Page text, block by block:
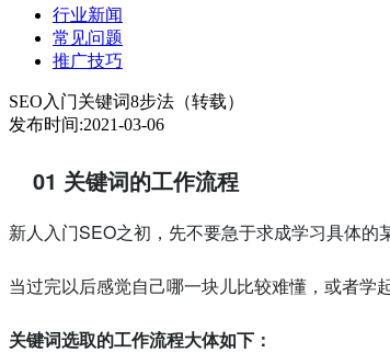
行业新闻
常见问题
推广技巧
SEO入门关键词8步法（转载）
发布时间:2021-03-06
01 关键词的工作流程
新人入门SEO之初，先不要急于求成学习具体的
当过完以后感觉自己哪一块儿比较难懂，或者学
关键词选取的工作流程大体如下：